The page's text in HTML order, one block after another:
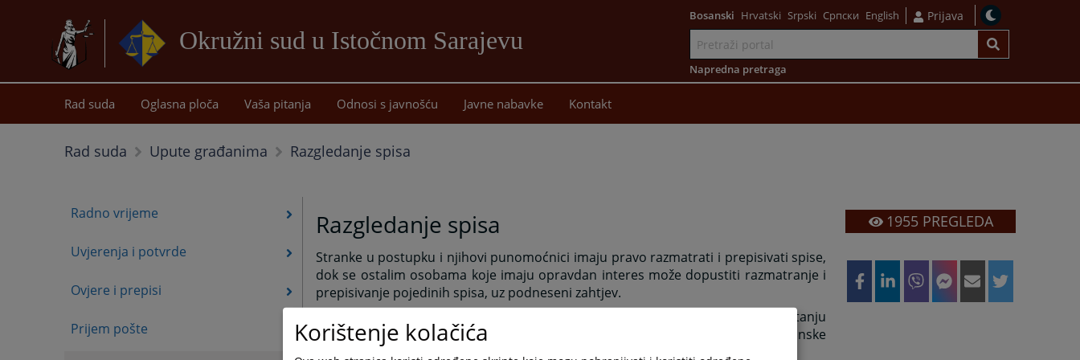
Okružni sud u Istočnom Sarajevu
sadržaj
Bosanski Hrvatski Srpski Српски English Prijava
Napredna pretraga
Rad suda Oglasna ploča Vaša pitanja Odnosi s javnošću Javne nabavke Kontakt
Rad suda Upute građanima Razgledanje spisa
Radno vrijeme
Uvjerenja i potvrde
Ovjere i prepisi
Prijem pošte
Razgledanje spisa
Stranke u postupku i njihovi punomoćnici imaju pravo razmatrati i prepisivati spise,
dok se ostalim osobama koje imaju opravdan interes može dopustiti razmatranje i
prepisivanje pojedinih spisa, uz podneseni zahtjev.
njihove opunomoćenike i druge ovlašćene osobe obavještava o stanju
predmeta referent za upravljanje predmetima na osnova podataka iz elektronske
baze podataka i spisa.
1955PREGLEDA
Korištenje kolačića